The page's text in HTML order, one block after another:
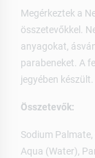
Megérkeztek a
összetevőkkel.
anyagokat,
parabeneket. A
jegyében készült.
Összetevők:
Sodium
Aqua (Water),